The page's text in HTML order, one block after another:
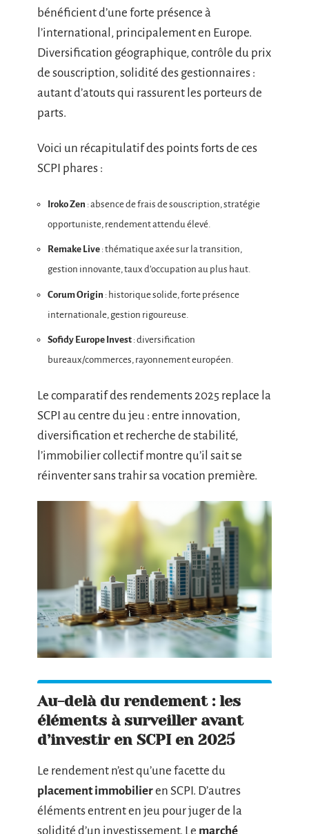
bénéficient d’une forte présence à
l’international, principalement en Europe.
Diversification géographique, contrôle du prix
de souscription, solidité des gestionnaires :
autant d’atouts qui rassurent les porteurs de
parts.
Voici un récapitulatif des points forts de ces
SCPI phares :
Iroko Zen : absence de frais de souscription, stratégie
opportuniste, rendement attendu élevé.
Remake Live : thématique axée sur la transition,
gestion innovante, taux d’occupation au plus haut.
Corum Origin : historique solide, forte présence
internationale, gestion rigoureuse.
Sofidy Europe Invest : diversification
bureaux/commerces, rayonnement européen.
Le comparatif des rendements 2025 replace la
SCPI au centre du jeu : entre innovation,
diversification et recherche de stabilité,
l’immobilier collectif montre qu’il sait se
réinventer sans trahir sa vocation première.
Au-delà du rendement : les
éléments à surveiller avant
d’investir en SCPI en 2025
Le rendement n’est qu’une facette du
placement immobilieren SCPI. D’autres
éléments entrent en jeu pour juger de la
solidité d’un investissement. Le marché